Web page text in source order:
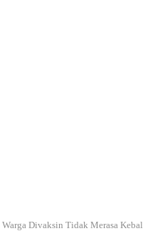
Divaksin Tidak Merasa Kebal